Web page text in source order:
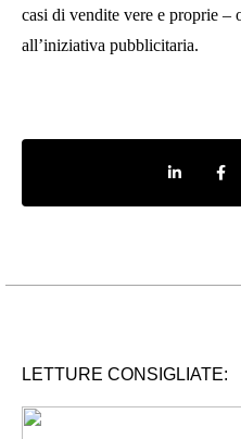
casi di vendite vere e proprie –
all’iniziativa pubblicitaria.
Share on
LETTURE CONSIGLIATE: